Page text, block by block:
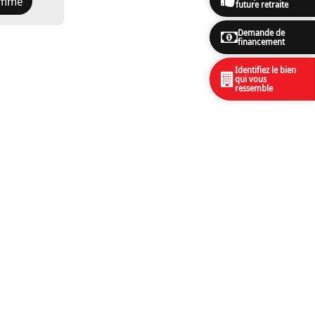
future retraite
Demande de
financement
Identifiez le bien
qui vous
ressemble